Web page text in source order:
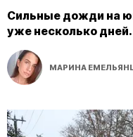
Сильные дожди на
уже несколько дней.
МАРИНА